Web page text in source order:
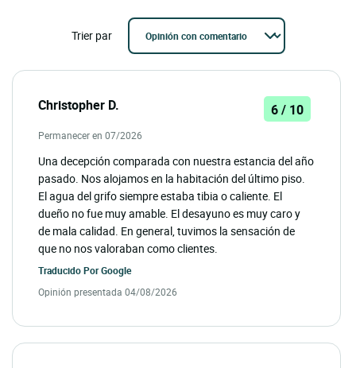
Trier par
Christopher D. 6 / 10
Permanecer en 07/2026
Una decepción comparada con nuestra estancia del año
pasado. Nos alojamos en la habitación del último piso.
El agua del grifo siempre estaba tibia o caliente. El
dueño no fue muy amable. El desayuno es muy caro y
de mala calidad. En general, tuvimos la sensación de
que no nos valoraban como clientes.
Traducido PorGoogle
Opinión presentada 04/08/2026